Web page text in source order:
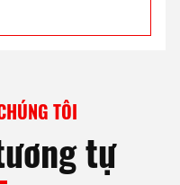
TÔI
tự